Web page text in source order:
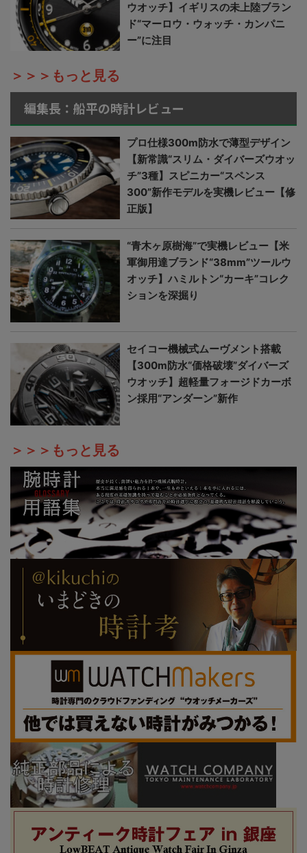
ウオッチ】イギリスの未上陸ブラン
ド“マーロウ・ウォッチ・カンパニ
ー”に注目
＞＞＞もっと見る
編集長：船平の時計レビュー
プロ仕様300m防水で薄型デザイン
【新常識“スリム・ダイバーズウオッ
チ”3種】スピニカー“スペンス
300”新作モデルを実機レビュー【修
正版】
“青木ヶ原樹海”で実機レビュー【米
軍御用達ブランド“38mm”ツールウ
オッチ】ハミルトン“カーキ”コレク
ションを深掘り
セイコー機械式ムーヴメント搭載
【300m防水“価格破壊”ダイバーズ
ウオッチ】超軽量フォージドカーボ
ン採用“アンダーン”新作
＞＞＞もっと見る